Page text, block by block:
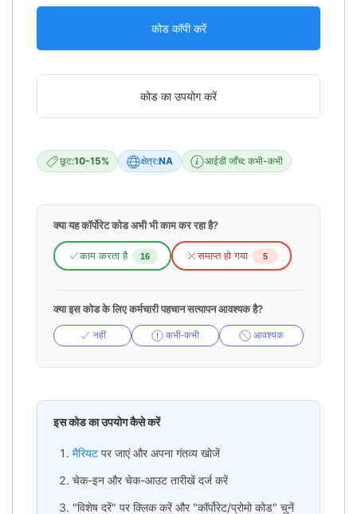
कोड कॉपी करें
कोड का उपयोग करें
छूट:10-15% क्षेत्र:NA आईडी जाँच: कभी-कभी
क्या यह कॉर्पोरेट कोड अभी भी काम कर रहा है?
काम करता है 16 समाप्त हो गया 5
क्या इस कोड के लिए कर्मचारी पहचान सत्यापन आवश्यक है?
नहीं कभी-कभी आवश्यक
इस कोड का उपयोग कैसे करें
मैरियट पर जाएं और अपना गंतव्य खोजें
चेक-इन और चेक-आउट तारीखें दर्ज करें
"विशेष दरें" पर क्लिक करें और "कॉर्पोरेट/प्रोमो कोड" चुनें